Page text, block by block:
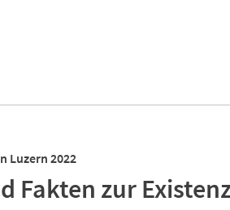
Luzern 2022
Fakten zur